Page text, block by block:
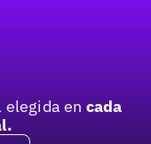
elegida en cada